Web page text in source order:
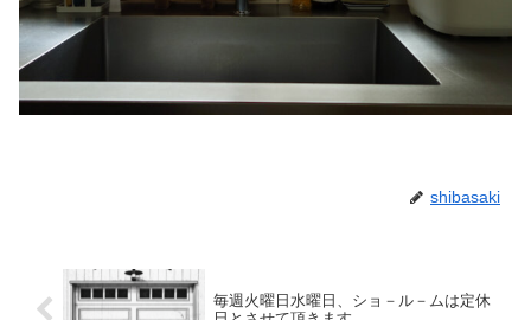
shibasaki
毎週火曜日水曜日、ショ－ル－ムは定休